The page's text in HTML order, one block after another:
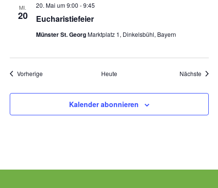
MI.
20 Eucharistiefeier
20. Mai um 9:00 -9:45
Münster St. GeorgMarktplatz 1, Dinkelsbühl, Bayern
VorherigeVeranstaltungen Heute Nächste
Kalender abonnieren